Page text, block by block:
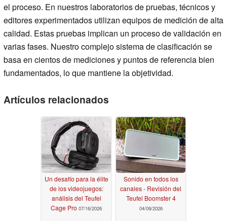
el proceso. En nuestros laboratorios de pruebas, técnicos y
editores experimentados utilizan equipos de medición de alta
calidad. Estas pruebas implican un proceso de validación en
varias fases. Nuestro complejo sistema de clasificación se
basa en cientos de mediciones y puntos de referencia bien
fundamentados, lo que mantiene la objetividad.
Artículos relacionados
Un desafío para la élite
de los videojuegos:
análisis del Teufel
Cage Pro 07/16/2026
Sonido en todos los
canales - Revisión del
Teufel Boomster 4
04/09/2026